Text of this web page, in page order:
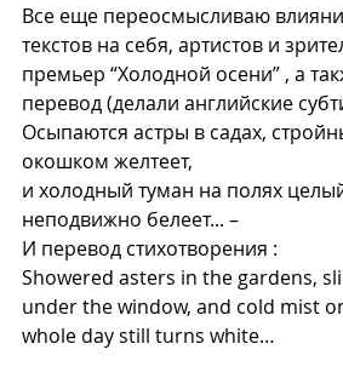
Все еще переосмысливаю
текстов на себя, артистов и
премьер “Холодной осени” , а
перевод (делали английские
Осыпаются астры в садах,
окошком желтеет,
и холодный туман на полях
неподвижно белеет... –
И перевод стихотворения :
Showered asters in the gardens,
under the window, and cold mist
whole day still turns white…